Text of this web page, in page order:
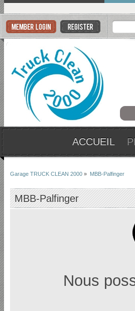
ACCUEIL
Garage TRUCK CLEAN 2000 » MBB-Palfinger
MBB-Palfinger
Nous